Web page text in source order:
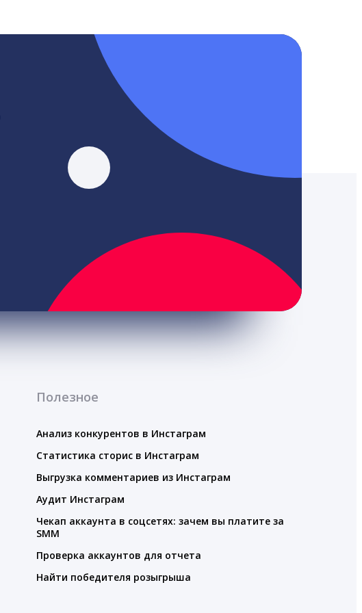
Полезное
Анализ конкурентов в Инстаграм
Статистика сторис в Инстаграм
Выгрузка комментариев из Инстаграм
Аудит Инстаграм
Чекап аккаунта в соцсетях: зачем вы платите за
SMM
Проверка аккаунтов для отчета
Найти победителя розыгрыша